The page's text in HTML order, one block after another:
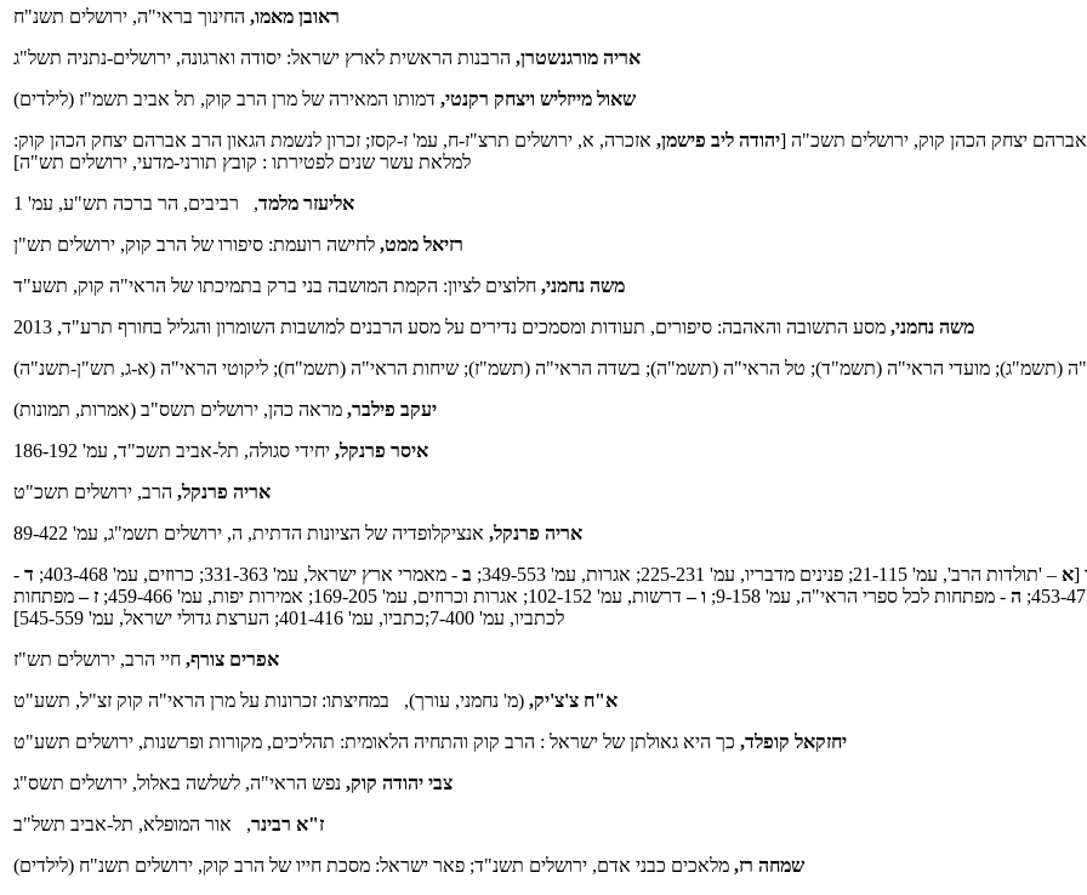
ראובן מאמו, החינוך בראי"ה, ירושלים תשנ"ח
אריה מורגנשטרן, הרבנות הראשית לארץ ישראל: יסודה וארגונה, ירושלים-נתניה תשל"ג
שאול מייזליש ויצחק רקנטי, דמותו המאירה של מרן הרב קוק, תל אביב תשמ"ז (לילדים)
[יהודה ליב פישמן, אזכרה, א, ירושלים תרצ"ז-ח, עמ' ז-קסז; זכרון לנשמת הגאון הרב אברהם יצחק הכהן קוק:
למלאת עשר שנים לפטירתו : קובץ תורני-מדעי, ירושלים תש"ה]
אליעזר מלמד, רביבים, הר ברכה תש"ע, עמ' 1
רזיאל ממט, לחישה רועמת: סיפורו של הרב קוק, ירושלים תש"ן
משה נחמני, חלוצים לציון: הקמת המושבה בני ברק בתמיכתו של הראי"ה קוק, תשע"ד
משה נחמני, מסע התשובה והאהבה: סיפורים, תעודות ומסמכים נדירים על מסע הרבנים למושבות השומרון והגליל בחורף תרע"ד, 2013
(תשמ"ג); מועדי הראי"ה (תשמ"ד); טל הראי"ה (תשמ"ה); בשדה הראי"ה (תשמ"ז); שיחות הראי"ה (תשמ"ח); ליקוטי הראי"ה (א-ג, תש"ן-תשנ"ה)
יעקב פילבר, מראה כהן, ירושלים תשס"ב (אמרות, תמונות)
איסר פרנקל, יחידי סגולה, תל-אביב תשכ"ד, עמ' 186-192
אריה פרנקל, הרב, ירושלים תשכ"ט
אריה פרנקל, אנציקלופדיה של הציונות הדתית, ה, ירושלים תשמ"ג, עמ' 89-422
[א – 'תולדות הרב', עמ' 21-115; פנינים מדבריו, עמ' 225-231; אגרות, עמ' 349-553; ב - מאמרי ארץ ישראל, עמ' 331-363; כרוזים, עמ' 403-468; ד -
ה - מפתחות לכל ספרי הראי"ה, עמ' 9-158; ו – דרשות, עמ' 102-152; אגרות וכרוזים, עמ' 169-205; אמירות יפות, עמ' 459-466; ז –מפתחות
לכתביו, עמ' 7-400;כתביו, עמ' 401-416; הערצת גדולי ישראל, עמ' 545-559]
אפרים צורף, חיי הרב, ירושלים תש"ז
א"ח צ'צ'יק, (מ' נחמני, עורך), במחיצתו: זכרונות על מרן הראי"ה קוק זצ"ל, תשע"ט
יחזקאל קופלד, כך היא גאולתן של ישראל : הרב קוק והתחיה הלאומית: תהליכים, מקורות ופרשנות, ירושלים תשע"ט
צבי יהודה קוק, נפש הראי"ה, לשלשה באלול, ירושלים תשס"ג
ז"א רבינר, אור המופלא, תל-אביב תשל"ב
שמחה רז, מלאכים כבני אדם, ירושלים תשנ"ד; פאר ישראל: מסכת חייו של הרב קוק, ירושלים תשנ"ח (לילדים)